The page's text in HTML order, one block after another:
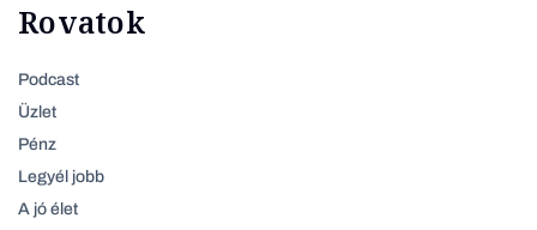
Rovatok
Podcast
Üzlet
Pénz
Legyél jobb
A jó élet